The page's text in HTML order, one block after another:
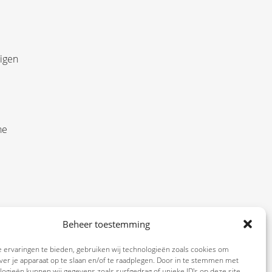
Beheer toestemming
ervaringen te bieden, gebruiken wij technologieën zoals cookies om
je apparaat op te slaan en/of te raadplegen. Door in te stemmen met